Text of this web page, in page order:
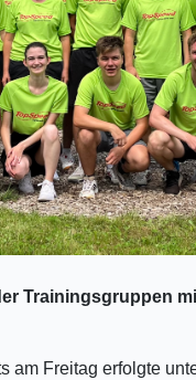
Trainingsgruppen
Freitag erfolgte